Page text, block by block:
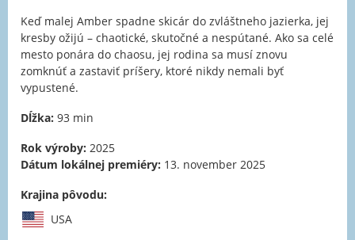
Keď malej Amber spadne skicár do zvláštneho jazierka, jej
kresby ožijú – chaotické, skutočné a nespútané. Ako sa celé
mesto ponára do chaosu, jej rodina sa musí znovu
zomknúť a zastaviť príšery, ktoré nikdy nemali byť
vypustené.
Dĺžka: 93 min
Rok výroby: 2025
Dátum lokálnej premiéry: 13. november 2025
Krajina pôvodu:
USA